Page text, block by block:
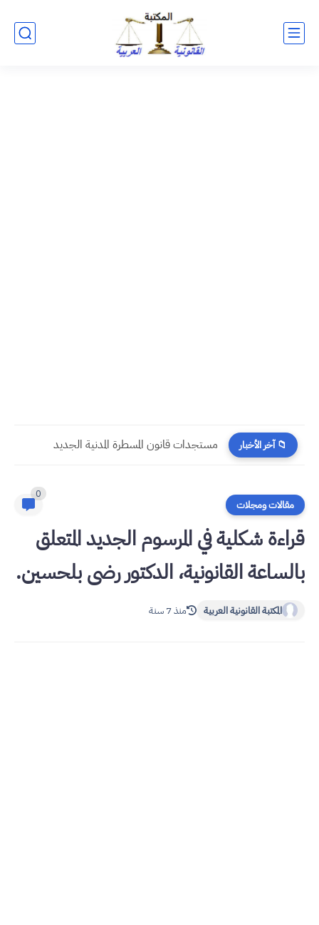
📁 آخر الأخبار مستجدات قانون المسطرة المدنية الجديد
مقالات ومجلات
0
قراءة شكلية في المرسوم الجديد المتعلق
بالساعة القانونية، الدكتور رضى بلحسين.
المكتبة القانونية العربية منذ 7 سنة